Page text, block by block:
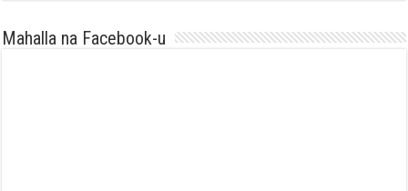
Mahalla na Facebook-u